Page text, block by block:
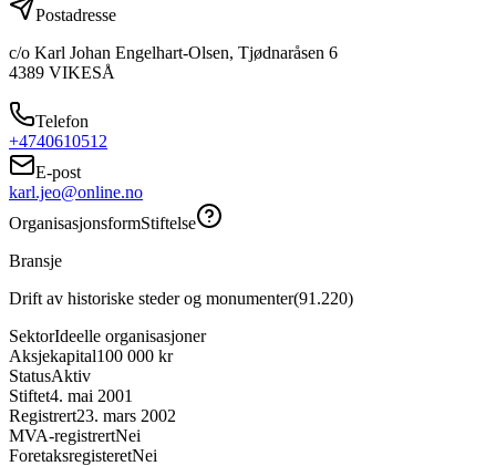
Postadresse
c/o Karl Johan Engelhart-Olsen, Tjødnaråsen 6
4389 VIKESÅ
Telefon
+4740610512
E-post
karl.jeo@online.no
OrganisasjonsformStiftelse
Bransje
Drift av historiske steder og monumenter(91.220)
SektorIdeelle organisasjoner
Aksjekapital100 000 kr
StatusAktiv
Stiftet4. mai 2001
Registrert23. mars 2002
MVA-registrertNei
ForetaksregisteretNei